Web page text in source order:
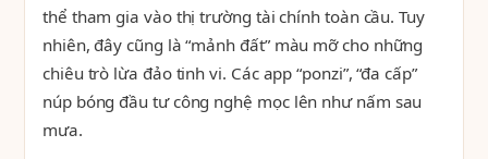
thể tham gia vào thị trường tài chính toàn cầu. Tuy
nhiên, đây cũng là “mảnh đất” màu mỡ cho những
chiêu trò lừa đảo tinh vi. Các app “ponzi”, “đa cấp”
núp bóng đầu tư công nghệ mọc lên như nấm sau
mưa.